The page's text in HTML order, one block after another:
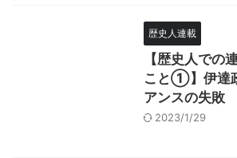
歴史人連載
【歴史人での
こと①】伊達
アンスの失敗
2023/1/29